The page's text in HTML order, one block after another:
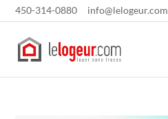
450-314-0880 info@lelogeur.com